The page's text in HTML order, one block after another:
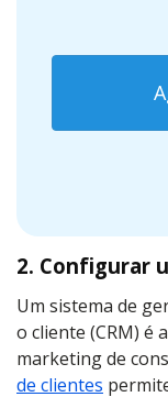
2. Configurar
Um sistema de
o cliente (CRM) é
marketing de
de clientes